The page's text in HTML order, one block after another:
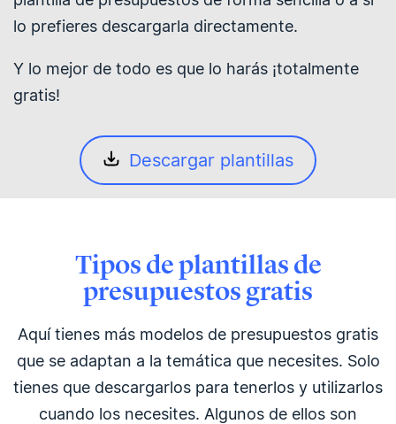
lo prefieres descargarla directamente.
Y lo mejor de todo es que lo harás ¡totalmente
gratis!
Descargar plantillas
Tipos de plantillas de
presupuestos gratis
Aquí tienes más modelos de presupuestos gratis
que se adaptan a la temática que necesites. Solo
tienes que descargarlos para tenerlos y utilizarlos
cuando los necesites. Algunos de ellos son